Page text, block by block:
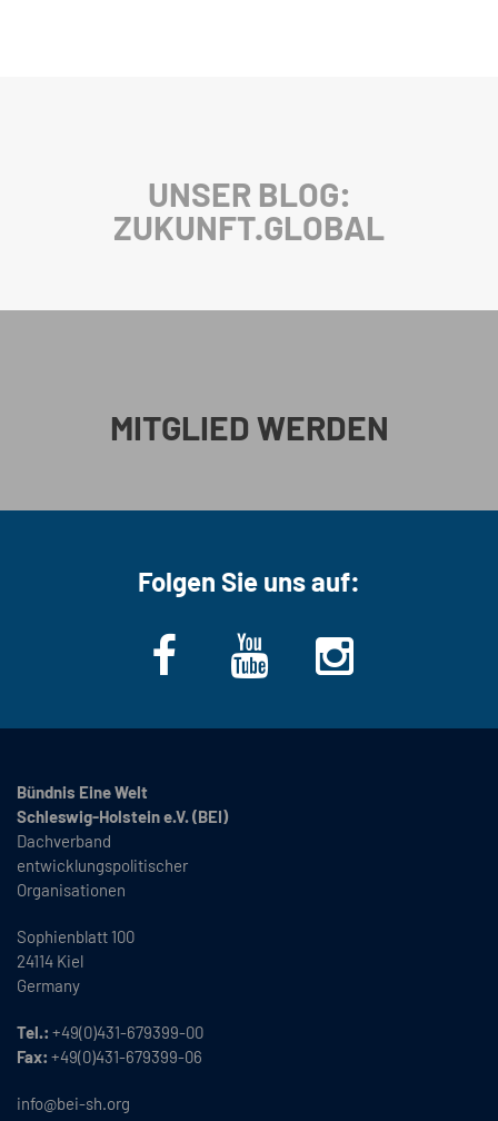
UNSER BLOG:
ZUKUNFT.GLOBAL
MITGLIED WERDEN
Folgen Sie uns auf:
Bündnis Eine Welt
Schleswig-Holstein e.V. (BEI)
Dachverband
entwicklungspolitischer
Organisationen
Sophienblatt 100
24114 Kiel
Germany
Tel.: +49(0)431-679399-00
Fax: +49(0)431-679399-06
info@bei-sh.org